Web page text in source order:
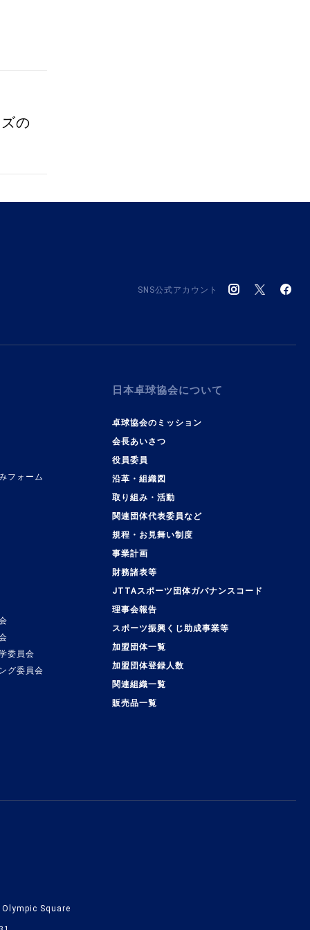
の
SNS公式アカウント
フォーム
委員会
グ委員会
日本卓球協会について
卓球協会のミッション
会長あいさつ
役員委員
沿革・組織図
取り組み・活動
関連団体代表委員など
規程・お見舞い制度
事業計画
財務諸表等
JTTAスポーツ団体ガバナンスコード
理事会報告
スポーツ振興くじ助成事業等
加盟団体一覧
加盟団体登録人数
関連組織一覧
販売品一覧
Square